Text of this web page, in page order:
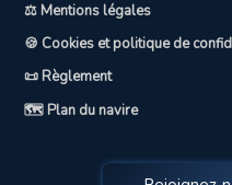
⚖️ Mentions légales
🍪 Cookies et politique de
📜 Règlement
🗺️ Plan du navire